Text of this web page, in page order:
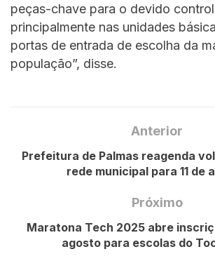
peças-chave para o devido
principalmente nas unidades
portas de entrada de escolha da
população”, disse.
Anterior
Prefeitura de Palmas reagenda
rede municipal para 11 de
Próximo
Maratona Tech 2025 abre
agosto para escolas do